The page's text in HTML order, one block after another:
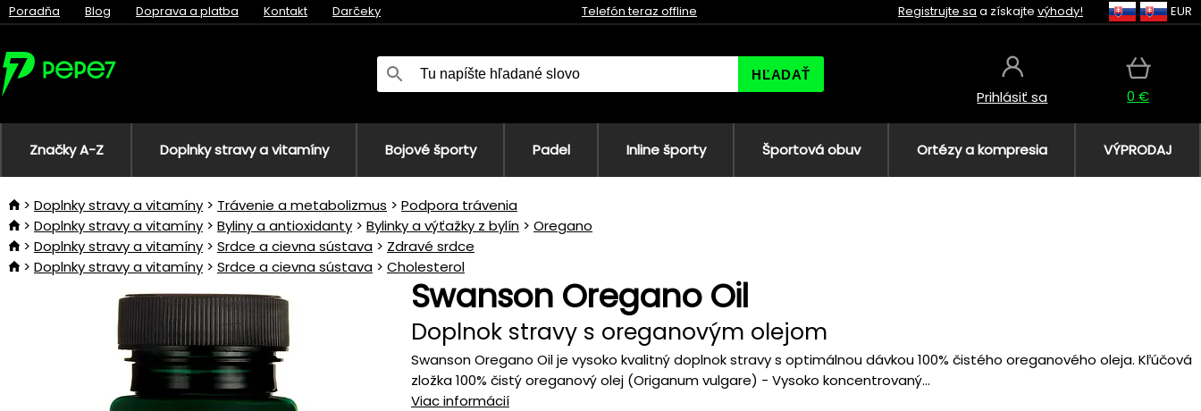
Poradňa Blog Doprava a platba Kontakt Darčeky Telefón teraz offline Registrujte sa a získajte výhody! EUR
HĽADAŤ
Prihlásiť sa 0 €
Značky A-Z Doplnky stravy a vitamíny Bojové športy Padel Inline športy Športová obuv Ortézy a kompresia VÝPRODAJ
Doplnky stravy a vitamíny Trávenie a metabolizmus
Podpora trávenia
Doplnky stravy a vitamíny
Byliny a antioxidanty Bylinky a výťažky z bylín
Oregano
Doplnky stravy a vitamíny
Srdce a cievna sústava
Zdravé srdce
Doplnky stravy a vitamíny
Srdce a cievna sústava Cholesterol
Swanson Oregano Oil
Doplnok stravy s oreganovým olejom
Swanson Oregano Oil je vysoko kvalitný doplnok stravy s optimálnou dávkou 100% čistého oreganového oleja. Kľúčová
zložka 100% čistý oreganový olej (Origanum vulgare) - Vysoko koncentrovaný...
Viac informácií